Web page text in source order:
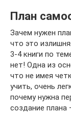
План
Зачем нужен
что это
3-4 книги по
нет! Одна из
что не имея
учить, очень
почему нужна
создание